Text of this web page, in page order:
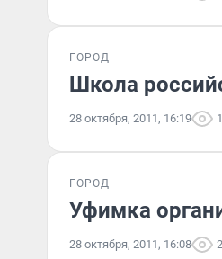
ГОРОД
Школа
28 октября, 2011, 16:19
ГОРОД
Уфимка
28 октября, 2011, 16:08